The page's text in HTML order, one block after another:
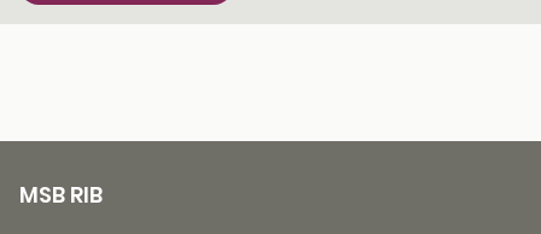
MSB RIB